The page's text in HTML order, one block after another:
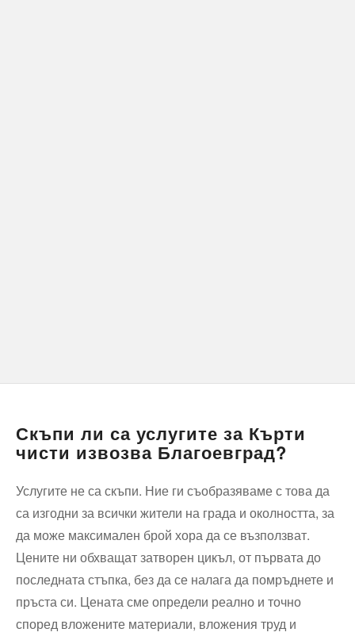
Скъпи ли са услугите за Кърти
чисти извозва Благоевград?
Услугите не са скъпи. Ние ги съобразяваме с това да
са изгодни за всички жители на града и околността, за
да може максимален брой хора да се възползват.
Цените ни обхващат затворен цикъл, от първата до
последната стъпка, без да се налага да помръднете и
пръста си. Цената сме определи реално и точно
според вложените материали, вложения труд и